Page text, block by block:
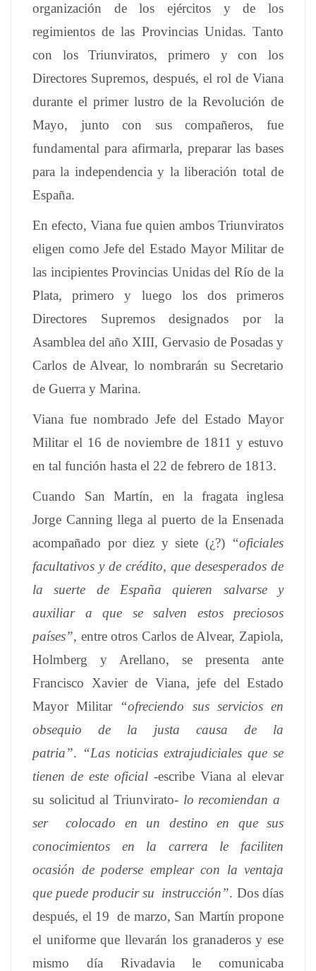
organización de los ejércitos y de los
regimientos de las Provincias Unidas. Tanto
con los Triunviratos, primero y con los
Directores Supremos, después, el rol de Viana
durante el primer lustro de la Revolución de
Mayo, junto con sus compañeros, fue
fundamental para afirmarla, preparar las bases
para la independencia y la liberación total de
España.
En efecto, Viana fue quien ambos Triunviratos
eligen como Jefe del Estado Mayor Militar de
las incipientes Provincias Unidas del Río de la
Plata, primero y luego los dos primeros
Directores Supremos designados por la
Asamblea del año XIII, Gervasio de Posadas y
Carlos de Alvear, lo nombrarán su Secretario
de Guerra y Marina.
Viana fue nombrado Jefe del Estado Mayor
Militar el 16 de noviembre de 1811 y estuvo
en tal función hasta el 22 de febrero de 1813.
Cuando San Martín, en la fragata inglesa
Jorge Canning llega al puerto de la Ensenada
acompañado por diez y siete (¿?) “oficiales
facultativos y de crédito, que desesperados de
la suerte de España quieren salvarse y
auxiliar a que se salven estos preciosos
países”, entre otros Carlos de Alvear, Zapiola,
Holmberg y Arellano, se presenta ante
Francisco Xavier de Viana, jefe del Estado
Mayor Militar “ofreciendo sus servicios en
obsequio de la justa causa de la
patria”. “Las noticias extrajudiciales que se
tienen de este oficial -escribe Viana al elevar
su solicitud al Triunvirato- lo recomiendan a
ser colocado en un destino en que sus
conocimientos en la carrera le faciliten
ocasión de poderse emplear con la ventaja
que puede producir su instrucción”. Dos días
después, el 19 de marzo, San Martín propone
el uniforme que llevarán los granaderos y ese
mismo día Rivadavia le comunicaba